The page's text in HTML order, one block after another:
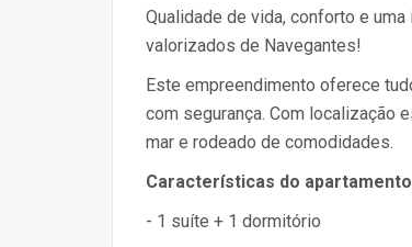
Qualidade de vida, conforto e
valorizados de Navegantes!
Este empreendimento oferece
com segurança. Com localização
mar e rodeado de comodidades.
Características do
- 1 suíte + 1 dormitório